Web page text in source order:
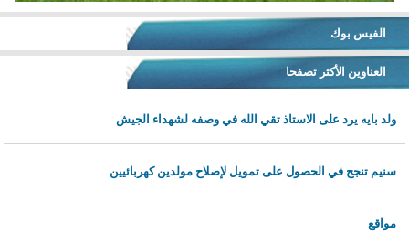
الفيس بوك
العناوين الأكثر تصفحا
ولد بايه يرد على الاستاذ تقي الله في وصفه لشهداء الجيش
سنيم تنجح في الحصول على تمويل لإصلاح مولدين كهربائيين
مواقع